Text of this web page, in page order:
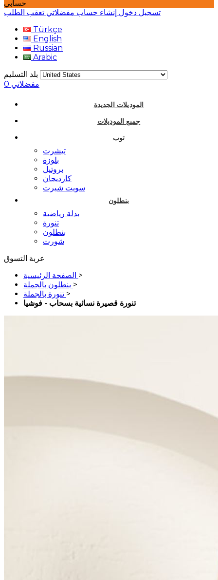
حسابي
تسجيل دخول إنشاء حساب مفضلاتي تعقب الطلب
Türkçe
English
Russian
Arabic
بلد التسليم
مفضلاتي 0
الموديلات الجديدة
جميع الموديلات
توب
تيشرت
بلوزة
بروتيل
كارديجان
سويت شيرت
بنطلون
بدلة رياضية
تنورة
بنطلون
شورت
عربة التسوق
الصفحة الرئيسية >
بنطلون بالجملة >
تنورة بالجملة >
تنورة قصيرة نسائية بسحاب - فوشيا